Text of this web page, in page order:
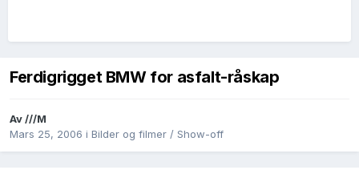
Ferdigrigget BMW for asfalt-råskap
Av///M
Mars 25, 2006 i Bilder og filmer / Show-off